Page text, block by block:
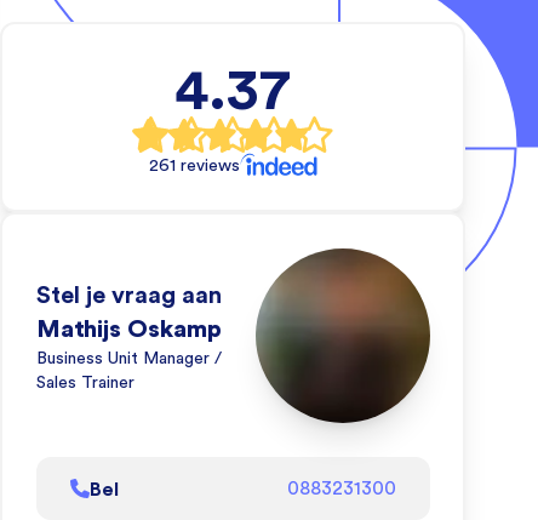
4.37
261 reviews
Stel je vraag aan
Mathijs Oskamp
Business Unit Manager /
Sales Trainer
Bel 0883231300